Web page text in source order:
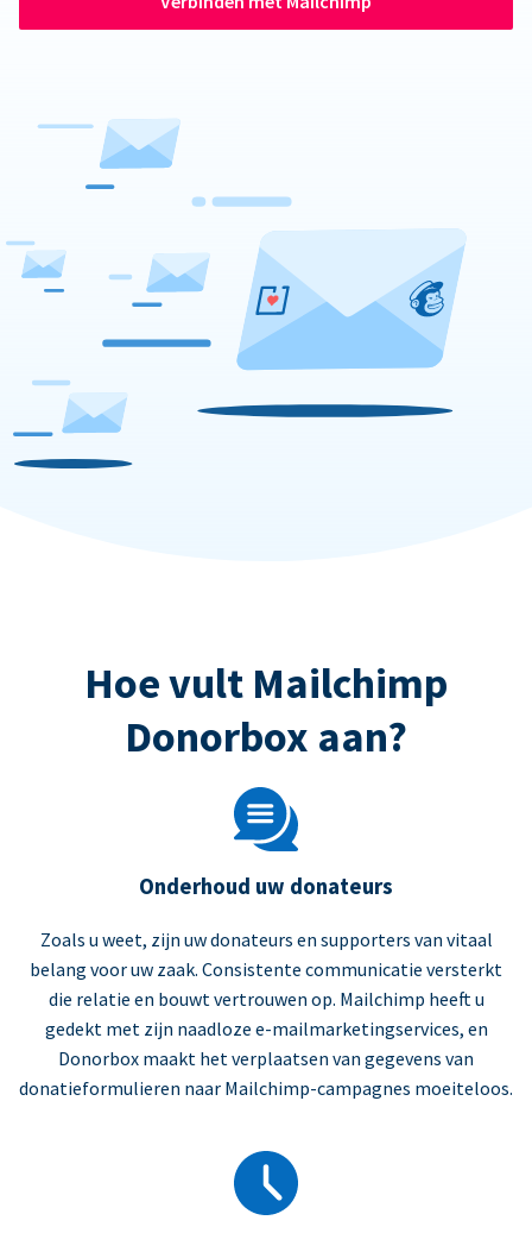
Hoe vult Mailchimp
Donorbox aan?
Onderhoud uw donateurs
Zoals u weet, zijn uw donateurs en supporters van vitaal
belang voor uw zaak. Consistente communicatie versterkt
die relatie en bouwt vertrouwen op. Mailchimp heeft u
gedekt met zijn naadloze e-mailmarketingservices, en
Donorbox maakt het verplaatsen van gegevens van
donatieformulieren naar Mailchimp-campagnes moeiteloos.